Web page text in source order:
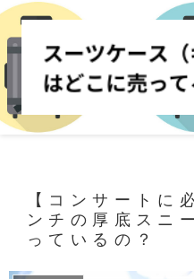
【コンサートに
ンチの厚底スニ
っているの？